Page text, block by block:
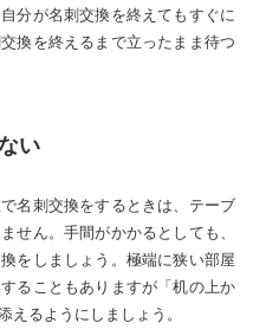
分が名刺交換を終えてもすぐに
換を終えるまで立ったまま待つ
い
名刺交換をするときは、テーブ
せん。手間がかかるとしても、
をしましょう。極端に狭い部屋
ることもありますが「机の上か
えるようにしましょう。